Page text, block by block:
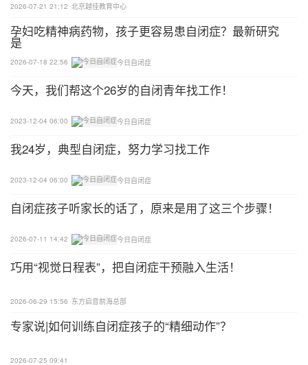
点是社会交往和交流上的困难、兴趣上的狭窄、重复
性行为以及敏感的感官。正如美国国立精神卫生研究
院所说，这些都“有损于一个人在学校、工作、和生
活的其他方面的正常表现”。美国精神医学学会2013
年出版的《精神障碍诊断与统计手册第5版》，也就
行为程度，列出了三种孤独症严重性水平。
一级孤独症的诊断标准包括了“启动社交互动存在困
难”、“对他人的社交示意有非典型或不成功的反应”、
的自我组织与计划上的困难”。二级孤独症的标准则
包括了“语言及非语言社会交流技巧上存在显著缺
非语言交流”，以及“行为缺乏灵活性”、“应对变化有
严重缺陷，并且导致了功能上的严重损害”、“非常有
2026-07-21 21:12 北京越佳教育中心
孕妇吃精神病药物，孩子更容易患自闭症？最新研究
是
2026-07-18 22:56 今日自闭症
今天，我们帮这个26岁的自闭青年找工作！
2023-12-04 06:00 今日自闭症
我24岁，典型自闭症，努力学习找工作
2023-12-04 06:00 今日自闭症
自闭症孩子听家长的话了，原来是用了这三个步骤！
2026-07-11 14:42 今日自闭症
巧用“视觉日程表”，把自闭症干预融入生活！
2026-06-29 15:56 东方启音前海总部
专家说|如何训练自闭症孩子的“精细动作”？
2026-07-25 09:41